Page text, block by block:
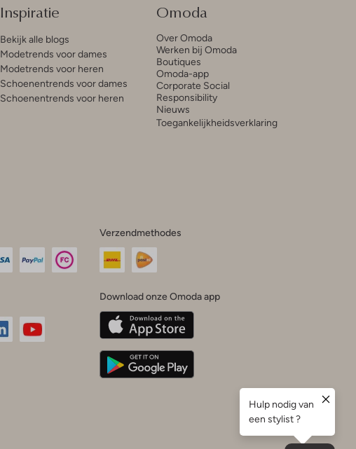
Inspiratie
Bekijk alle blogs
Modetrends voor dames
Modetrends voor heren
Schoenentrends voor dames
Schoenentrends voor heren
Omoda
Over Omoda
Werken bij Omoda
Boutiques
Omoda-app
Corporate Social
Responsibility
Nieuws
Toegankelijkheidsverklaring
Verzendmethodes
Download onze Omoda app